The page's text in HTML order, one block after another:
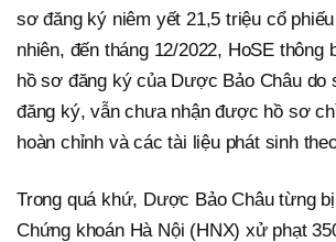
sơ đăng ký niêm yết 21,5 triệu cổ
nhiên, đến tháng 12/2022, HoSE thông
hồ sơ đăng ký của Dược Bảo Châu do
đăng ký, vẫn chưa nhận được hồ sơ
hoàn chỉnh và các tài liệu phát sinh
Trong quá khứ, Dược Bảo Châu từng
Chứng khoán Hà Nội (HNX) xử phạt